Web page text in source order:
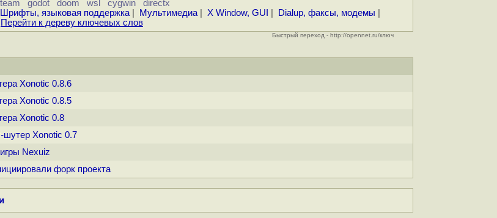
godot doom wsl cygwin
directx
Шрифты, языковая поддержка| Мультимедиа| X Window, GUI Dialup, факсы, модемы
Перейти к дереву ключевых слов
Быстрый переход - http://opennet.ru/ключ
Xonotic 0.8.6
Xonotic 0.8.5
Xonotic 0.8
шутер Xonotic 0.7
Nexuiz
форк проекта